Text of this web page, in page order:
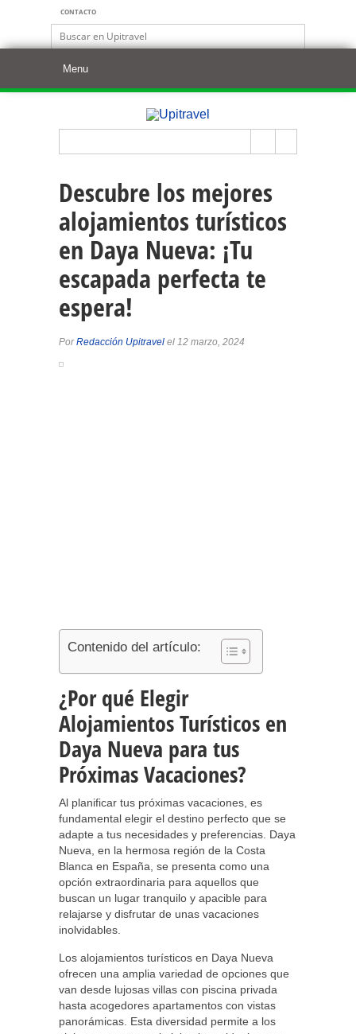
CONTACTO
Descubre los mejores
alojamientos turísticos
en Daya Nueva: ¡Tu
escapada perfecta te
espera!
PorRedacción Upitravel el 12 marzo, 2024
Contenido del artículo:
¿Por qué Elegir
Alojamientos Turísticos en
Daya Nueva para tus
Próximas Vacaciones?
Al planificar tus próximas vacaciones, es
fundamental elegir el destino perfecto que se
adapte a tus necesidades y preferencias. Daya
Nueva, en la hermosa región de la Costa
Blanca en España, se presenta como una
opción extraordinaria para aquellos que
buscan un lugar tranquilo y apacible para
relajarse y disfrutar de unas vacaciones
inolvidables.
Los alojamientos turísticos en Daya Nueva
ofrecen una amplia variedad de opciones que
van desde lujosas villas con piscina privada
hasta acogedores apartamentos con vistas
panorámicas. Esta diversidad permite a los